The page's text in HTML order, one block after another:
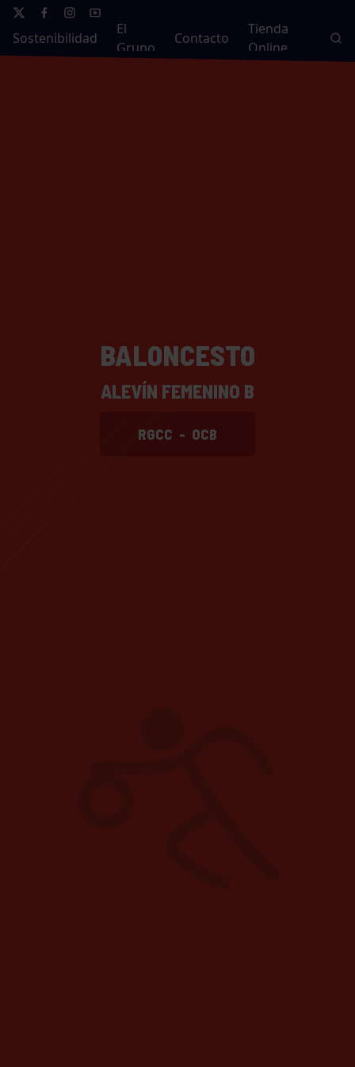
Sostenibilidad
El
Grupo
Contacto
Tienda
Online
BALONCESTO
ALEVÍN FEMENINO B
RGCC - OCB